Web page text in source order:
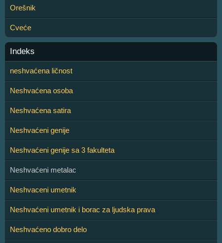
Orešnik
Cveće
Indeks
neshvaćena ličnost
Neshvaćena osoba
Neshvaćena satira
Neshvaćeni genije
Neshvaćeni genije sa 3 fakulteta
Neshvaćeni metalac
Neshvaceni umetnik
Neshvaćeni umetnik i borac za ljudska prava
Neshvaćeno dobro delo